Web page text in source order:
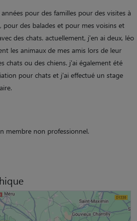
pour des familles pour des visites à
pour des balades et pour mes voisins et
des chats. actuellement, j'en ai deux, léo
les animaux de mes amis lors de leur
chats ou des chiens. j'ai également été
pour chats et j'ai effectué un stage
membre non professionnel.